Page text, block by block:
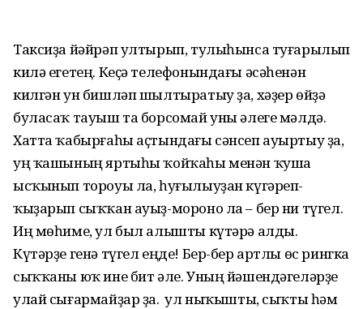
Таксиҙа йәйрәп ултырып, тулыһынса туғарылып
килә егетең. Кеҫә телефонындағы әсәһенән
килгән ун бишләп шылтыратыу ҙа, хәҙер өйҙә
буласаҡ тауыш та борсомай уны әлеге мәлдә.
Хатта ҡабырғаһы аҫтындағы сәнсеп ауыртыу ҙа,
уң ҡашының яртыһы ҡойҡаһы менән ҡуша
ысҡынып тороуы ла, һуғылыуҙан күгәреп-
ҡыҙарып сыҡҡан ауыҙ-мороно ла – бер ни түгел.
Иң мөһиме, ул был алышты күтәрә алды.
Күтәрҙе генә түгел еңде! Бер-бер артлы өс рингка
сыҡҡаны юҡ ине бит әле. Уның йәшендәгеләрҙе
улай сығармайҙар ҙа. Ә ул ныҡышты, сыҡты һәм